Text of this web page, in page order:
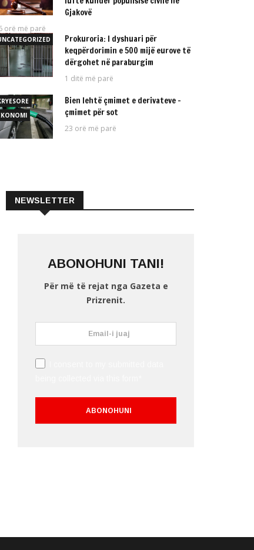
Gjakovë
orë më parë
Prokuroria: I dyshuari për
keqpërdorimin e 500 mijë eurove të
dërgohet në paraburgim
1 ditë më parë
Bien lehtë çmimet e derivateve –
çmimet për sot
23 orë më parë
NEWSLETTER
ABONOHUNI TANI!
Për më të rejat nga Gazeta e
Prizrenit.